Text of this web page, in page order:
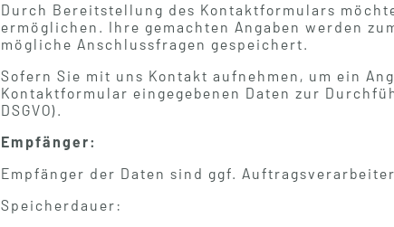
Durch Bereitstellung des Kontaktformulars
ermöglichen. Ihre gemachten Angaben werden
mögliche Anschlussfragen gespeichert.
Sofern Sie mit uns Kontakt aufnehmen, um ein
Kontaktformular eingegebenen Daten zur
DSGVO).
Empfänger:
Empfänger der Daten sind ggf.
Speicherdauer: